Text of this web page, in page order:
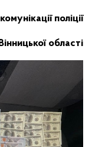
поліції
Вінницької області